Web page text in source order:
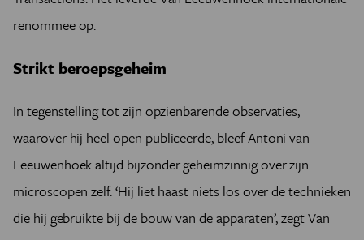
renommee op.
Strikt beroepsgeheim
In tegenstelling tot zijn opzienbarende observaties,
waarover hij heel open publiceerde, bleef Antoni van
Leeuwenhoek altijd bijzonder geheimzinnig over zijn
microscopen zelf. ‘Hij liet haast niets los over de technieken
die hij gebruikte bij de bouw van de apparaten’, zegt Van